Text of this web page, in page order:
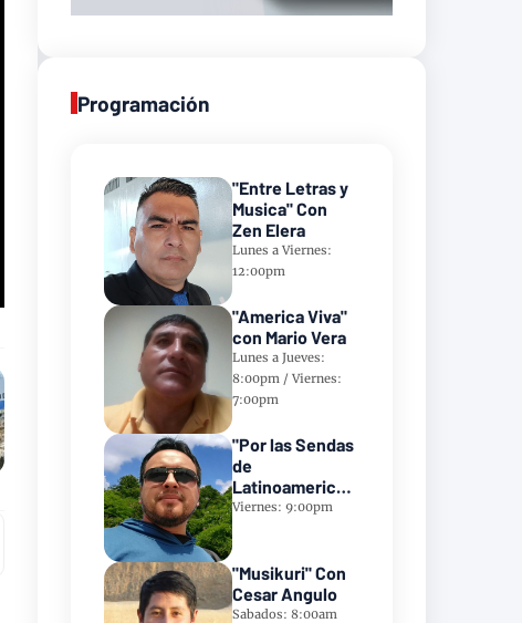
Programación
"Entre Letras y
Musica" Con
Zen Elera
Lunes a Viernes:
12:00pm
"America Viva"
con Mario Vera
Lunes a Jueves:
8:00pm / Viernes:
7:00pm
"Por las Sendas
de
Latinoamerica"
Con Frank
Viernes: 9:00pm
"Musikuri" Con
Cesar Angulo
Sabados: 8:00am